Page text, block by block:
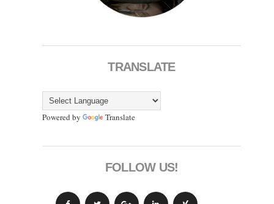
TRANSLATE
Powered by Translate
FOLLOW US!